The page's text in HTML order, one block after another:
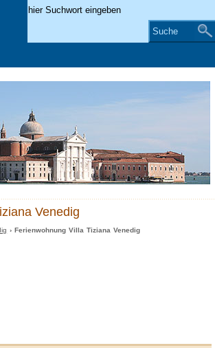
Venedig
› Ferienwohnung Villa Tiziana Venedig
Suche